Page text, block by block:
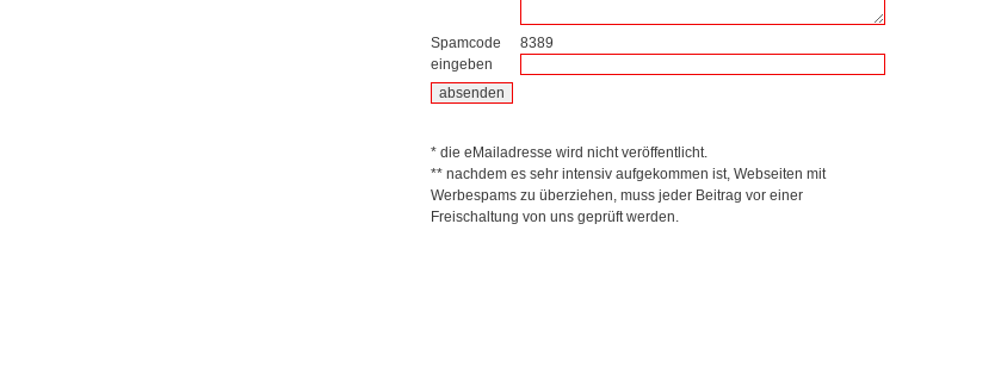
Spamcode
eingeben
8389
* die eMailadresse wird nicht veröffentlicht.
** nachdem es sehr intensiv aufgekommen ist, Webseiten mit
Werbespams zu überziehen, muss jeder Beitrag vor einer
Freischaltung von uns geprüft werden.